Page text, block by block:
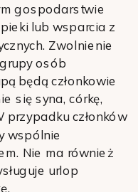
gospodarstwie
lub wsparcia z
Zwolnienie
osób
będą członkowie
się syna, córkę,
przypadku członków
wspólnie
Nie ma również
urlop